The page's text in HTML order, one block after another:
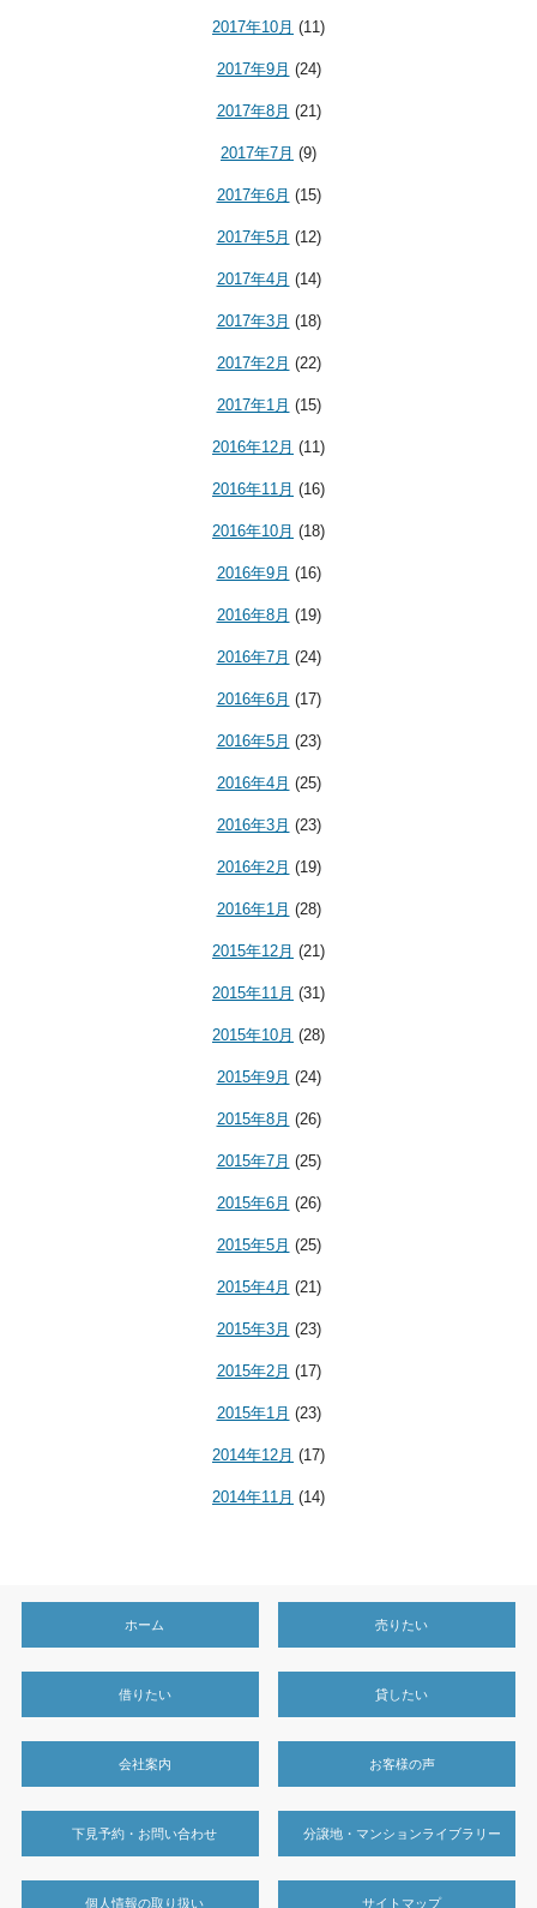
2017年10月 (11)
2017年9月 (24)
2017年8月 (21)
2017年7月 (9)
2017年6月 (15)
2017年5月 (12)
2017年4月 (14)
2017年3月 (18)
2017年2月 (22)
2017年1月 (15)
2016年12月 (11)
2016年11月 (16)
2016年10月 (18)
2016年9月 (16)
2016年8月 (19)
2016年7月 (24)
2016年6月 (17)
2016年5月 (23)
2016年4月 (25)
2016年3月 (23)
2016年2月 (19)
2016年1月 (28)
2015年12月 (21)
2015年11月 (31)
2015年10月 (28)
2015年9月 (24)
2015年8月 (26)
2015年7月 (25)
2015年6月 (26)
2015年5月 (25)
2015年4月 (21)
2015年3月 (23)
2015年2月 (17)
2015年1月 (23)
2014年12月 (17)
2014年11月 (14)
ホーム 売りたい
借りたい 貸したい
会社案内 お客様の声
下見予約・お問い合わせ 分譲地・マンションライブラリー
個人情報の取り扱い サイトマップ